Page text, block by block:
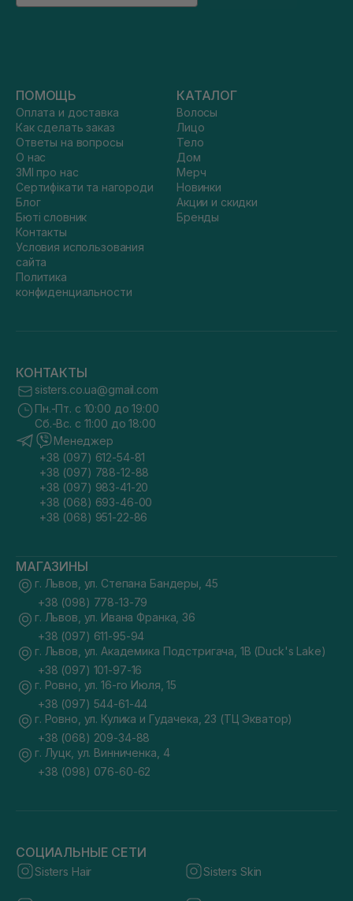
ПОМОЩЬ
Оплата и доставка
Как сделать заказ
Ответы на вопросы
О нас
ЗМІ про нас
Сертифікати та нагороди
Блог
Бюті словник
Контакты
Условия использования
сайта
Политика
конфиденциальности
КАТАЛОГ
Волосы
Лицо
Тело
Дом
Мерч
Новинки
Акции и скидки
Бренды
КОНТАКТЫ
sisters.co.ua@gmail.com
Пн.-Пт. с 10:00 до 19:00
Сб.-Вс. с 11:00 до 18:00
Менеджер
+38 (097) 612-54-81
+38 (097) 788-12-88
+38 (097) 983-41-20
+38 (068) 693-46-00
+38 (068) 951-22-86
МАГАЗИНЫ
г. Львов, ул. Степана Бандеры, 45
+38 (098) 778-13-79
г. Львов, ул. Ивана Франка, 36
+38 (097) 611-95-94
г. Львов, ул. Академика Подстригача, 1В (Duck's Lake)
+38 (097) 101-97-16
г. Ровно, ул. 16-го Июля, 15
+38 (097) 544-61-44
г. Ровно, ул. Кулика и Гудачека, 23 (ТЦ Экватор)
+38 (068) 209-34-88
г. Луцк, ул. Винниченка, 4
+38 (098) 076-60-62
СОЦИАЛЬНЫЕ СЕТИ
Sisters Hair Sisters Skin